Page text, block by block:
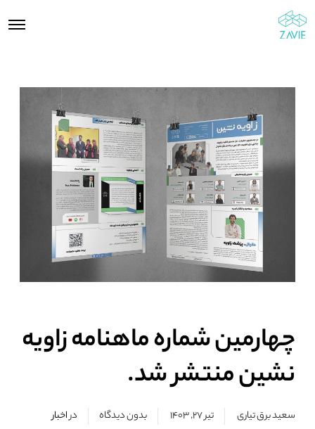
چهارمین شماره ماهنامه زاویه
نشین منتشر شد.
سعید برق تیاری تیر ۲۷, ۱۴۰۳ بدون دیدگاه دراخبار